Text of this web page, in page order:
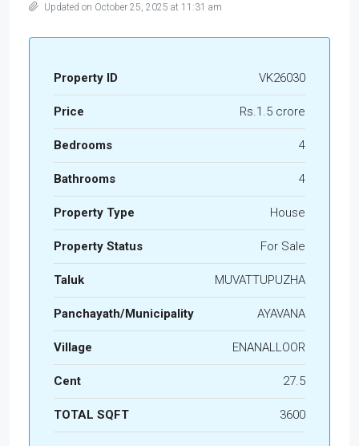
Updated on October 25, 2025 at 11:31 am
Property ID VK26030
Price Rs.1.5 crore
Bedrooms 4
Bathrooms 4
Property Type House
Property Status For Sale
Taluk MUVATTUPUZHA
Panchayath/Municipality AYAVANA
Village ENANALLOOR
Cent 27.5
TOTAL SQFT 3600